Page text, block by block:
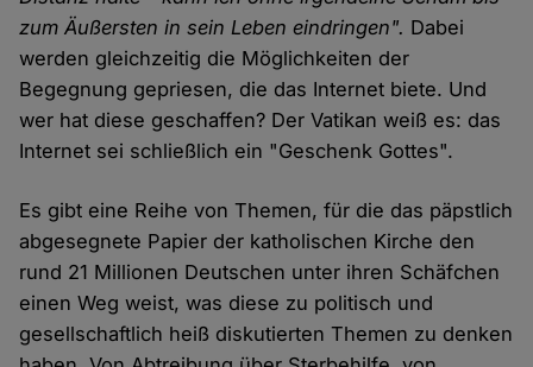
zum Äußersten in sein Leben eindringen". Dabei
werden gleichzeitig die Möglichkeiten der
Begegnung gepriesen, die das Internet biete. Und
wer hat diese geschaffen? Der Vatikan weiß es: das
Internet sei schließlich ein "Geschenk Gottes".
Es gibt eine Reihe von Themen, für die das päpstlich
abgesegnete Papier der katholischen Kirche den
rund 21 Millionen Deutschen unter ihren Schäfchen
einen Weg weist, was diese zu politisch und
gesellschaftlich heiß diskutierten Themen zu denken